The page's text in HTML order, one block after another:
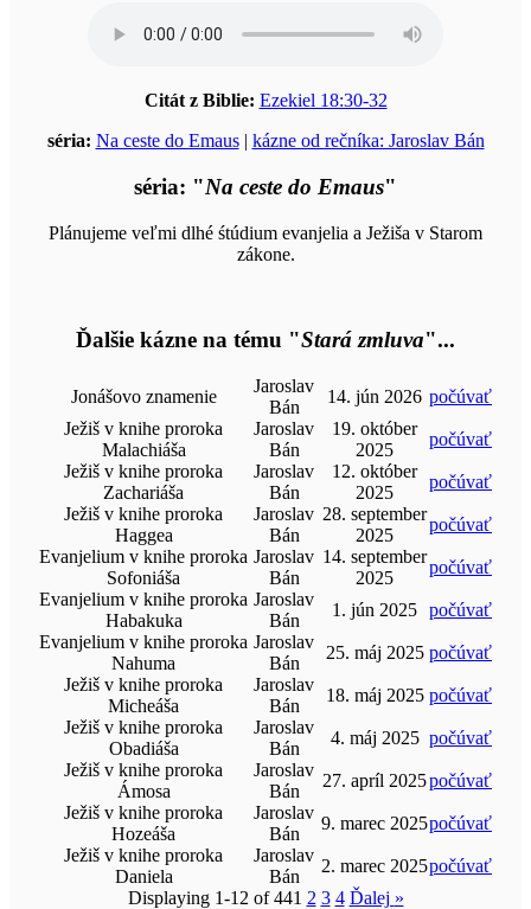
Citát z Biblie: Ezekiel 18:30-32
séria: Na ceste do Emaus| kázne od rečníka: Jaroslav Bán
séria: "Na ceste do Emaus"
Plánujeme veľmi dlhé śtúdium evanjelia a Ježiša v Starom
zákone.
Ďalšie kázne na tému "Stará zmluva"...
Jonášovo znamenie
Jaroslav
Bán
14. jún 2026 počúvať
Ježiš v knihe proroka
Malachiáša
Jaroslav
Bán
19. október
2025
počúvať
Ježiš v knihe proroka
Zachariáša
Jaroslav
Bán
12. október
2025
počúvať
Ježiš v knihe proroka
Haggea
Jaroslav
Bán
28. september
2025
počúvať
Evanjelium v knihe proroka
Sofoniáša
Jaroslav
Bán
14. september
2025
počúvať
Evanjelium v knihe proroka
Habakuka
Jaroslav
Bán
1. jún 2025 počúvať
Evanjelium v knihe proroka
Nahuma
Jaroslav
Bán
25. máj 2025 počúvať
Ježiš v knihe proroka
Micheáša
Jaroslav
Bán
18. máj 2025 počúvať
Ježiš v knihe proroka
Obadiáša
Jaroslav
Bán
4. máj 2025 počúvať
Ježiš v knihe proroka
Ámosa
Jaroslav
Bán
27. apríl 2025počúvať
Ježiš v knihe proroka
Hozeáša
Jaroslav
Bán
9. marec 2025počúvať
Ježiš v knihe proroka
Daniela
Jaroslav
Bán
2. marec 2025počúvať
Displaying 1-12 of 441 2 3 4 Ďalej »